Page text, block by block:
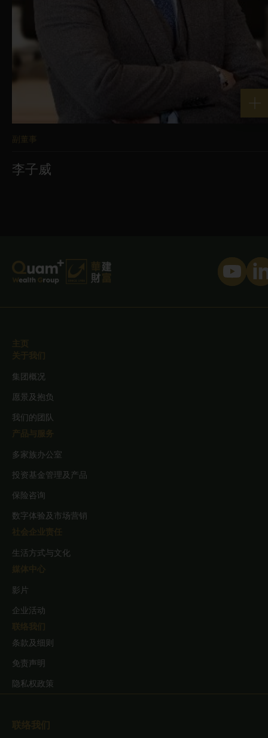
副董事
李子威
集团概况
愿景及抱负
我们的团队
多家族办公室
投资基金管理及产品
保险咨询
数字体验及市场营销
生活方式与文化
影片
企业活动
条款及细则
免责声明
隐私权政策